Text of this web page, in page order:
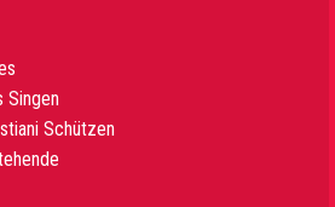
Singen
Schützen